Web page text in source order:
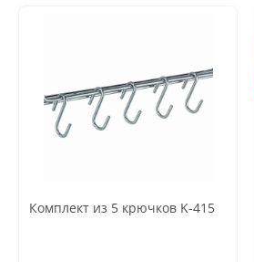
Комплект из 5 крючков K-415